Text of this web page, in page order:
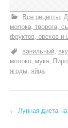
Все рецепты
молока, творога,
фруктов, орехов и
ванильный
молоко мука
ягоды яйца
Н
← Лунная диета